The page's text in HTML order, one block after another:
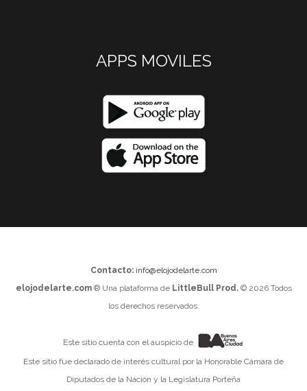
APPS MOVILES
Contacto: info@elojodelarte.com
elojodelarte.com® Una plataforma de LittleBull Prod.© 2026 Todos
los derechos reservados.
Este sitio cuenta con el auspicio de
Este sitio fue declarado de interés cultural por la Honorable Cámara de
Diputados de la Nación y la Legislatura Porteña